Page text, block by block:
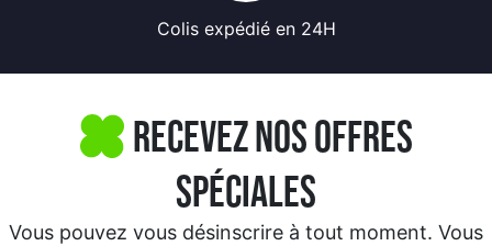
Colis expédié en 24H
Recevez nos offres
spéciales
Vous pouvez vous désinscrire à tout moment. Vous